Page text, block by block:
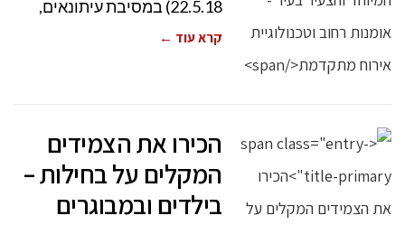
22.5.18) במסיבת עיתונאים,
קרא עוד ←
הכירו את הצמידים
המקלים על בחילות –
בילדים ובמבוגרים